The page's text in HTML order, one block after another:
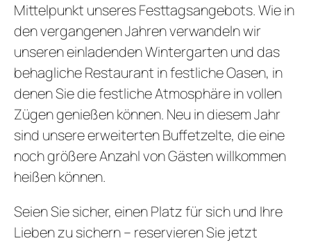
Mittelpunkt unseres Festtagsangebots. Wie in
den vergangenen Jahren verwandeln wir
unseren einladenden Wintergarten und das
behagliche Restaurant in festliche Oasen, in
denen Sie die festliche Atmosphäre in vollen
Zügen genießen können. Neu in diesem Jahr
sind unsere erweiterten Buffetzelte, die eine
noch größere Anzahl von Gästen willkommen
heißen können.
Seien Sie sicher, einen Platz für sich und Ihre
Lieben zu sichern – reservieren Sie jetzt